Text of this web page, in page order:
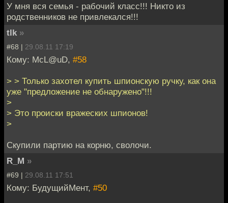
У мня вся семья - рабочий класс!!! Никто из
родственников не привлекался!!!
tlk »
#68 | 29.08.11 17:19
Кому: McL@uD, #58
> > Только захотел купить шпионскую ручку, как она
уже "предложение не обнаружено"!!!
>
> Это происки вражеских шпионов!
>
Скупили партию на корню, сволочи.
R_M »
#69 | 29.08.11 17:51
Кому: БудущийМент, #50